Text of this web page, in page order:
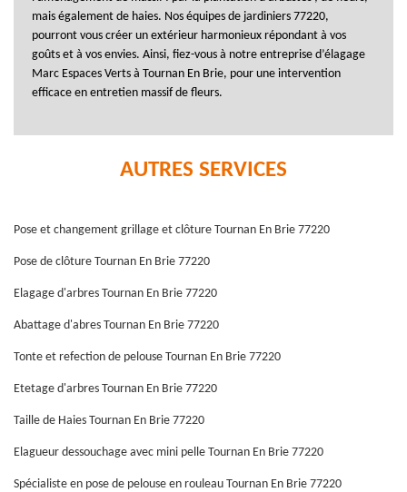
mais également de haies. Nos équipes de jardiniers 77220,
pourront vous créer un extérieur harmonieux répondant à vos
goûts et à vos envies. Ainsi, fiez-vous à notre entreprise d’élagage
Marc Espaces Verts à Tournan En Brie, pour une intervention
efficace en entretien massif de fleurs.
AUTRES SERVICES
Pose et changement grillage et clôture Tournan En Brie 77220
Pose de clôture Tournan En Brie 77220
Elagage d'arbres Tournan En Brie 77220
Abattage d'abres Tournan En Brie 77220
Tonte et refection de pelouse Tournan En Brie 77220
Etetage d'arbres Tournan En Brie 77220
Taille de Haies Tournan En Brie 77220
Elagueur dessouchage avec mini pelle Tournan En Brie 77220
Spécialiste en pose de pelouse en rouleau Tournan En Brie 77220